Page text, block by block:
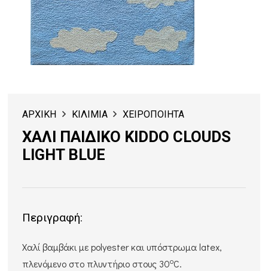
ΑΡΧΙΚΗ ΚΙΛΙΜΙΑ ΧΕΙΡΟΠΟΙΗΤΑ
ΧΑΛΙ ΠΑΙΔΙΚΟ KIDDO CLOUDS
LIGHT BLUE
Περιγραφή:
Χαλί βαμβάκι με polyester και υπόστρωμα latex,
πλενόμενο στο πλυντήριο στους 30οC.